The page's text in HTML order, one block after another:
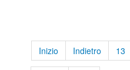
Inizio Indietro 13